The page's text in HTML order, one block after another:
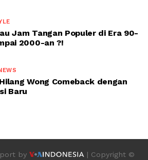
Jam Tangan Populer di Era 90-
2000-an ?!
Wong Comeback dengan
Baru
by | Copyright ©